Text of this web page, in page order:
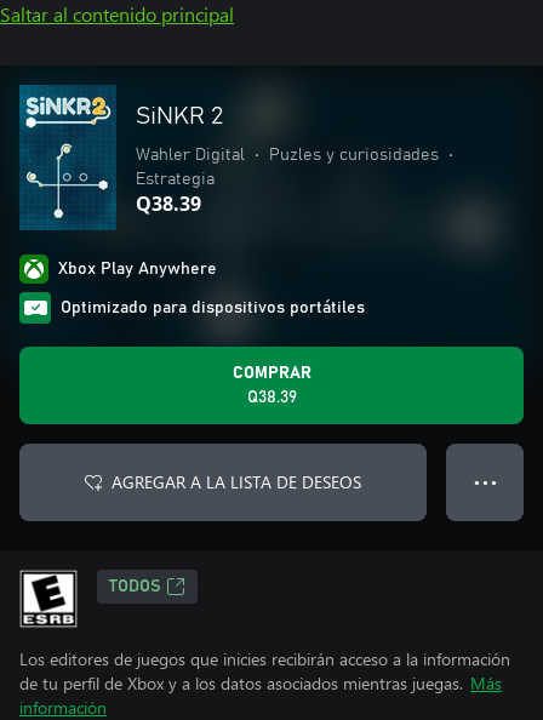
Saltar al contenido principal
SiNKR 2
Wahler Digital • Puzles y curiosidades
•
Estrategia
Q38.39
Xbox Play Anywhere
Optimizado para dispositivos portátiles
COMPRAR
Q38.39
AGREGAR A LA LISTA DE DESEOS ● ● ●
TODOS
Los editores de juegos que inicies recibirán acceso a la información
de tu perfil de Xbox y a los datos asociados mientras juegas. Más
información